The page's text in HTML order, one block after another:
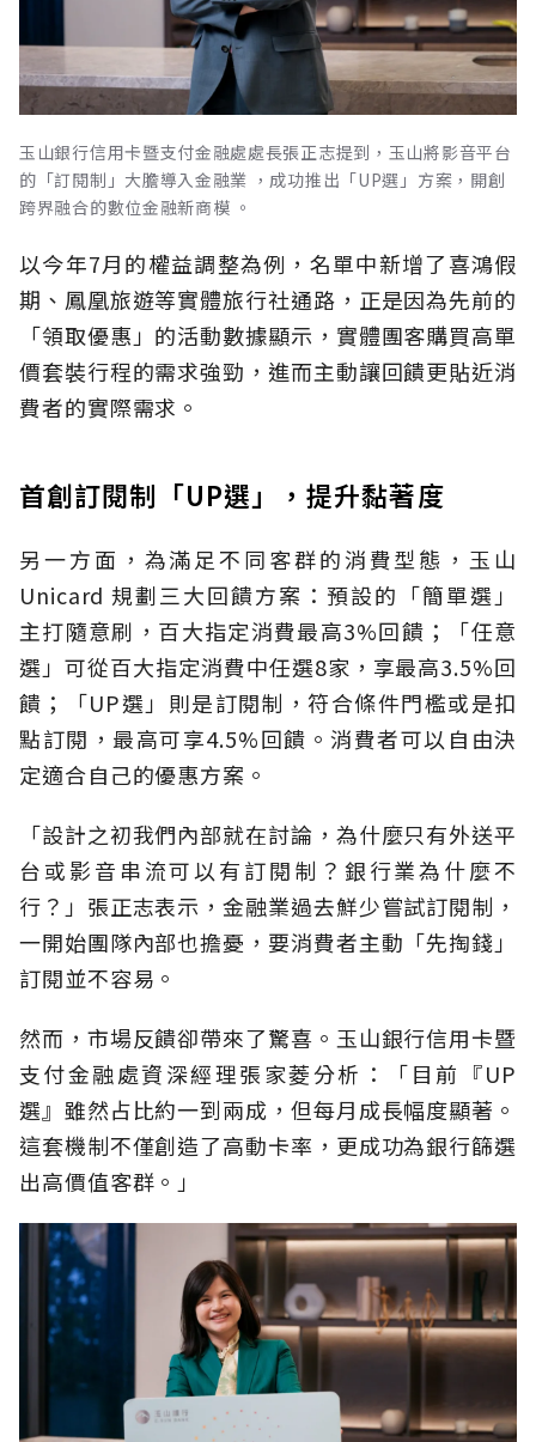
玉山銀行信用卡暨支付金融處處長張正志提到，玉山將影音平台
的「訂閱制」大膽導入金融業 ，成功推出「UP選」方案，開創
跨界融合的數位金融新商模 。
以今年7月的權益調整為例，名單中新增了喜鴻假
期、鳳凰旅遊等實體旅行社通路，正是因為先前的
「領取優惠」的活動數據顯示，實體團客購買高單
價套裝行程的需求強勁，進而主動讓回饋更貼近消
費者的實際需求。
首創訂閱制「UP選」，提升黏著度
另一方面，為滿足不同客群的消費型態，玉山
Unicard 規劃三大回饋方案：預設的「簡單選」
主打隨意刷，百大指定消費最高3%回饋；「任意
選」可從百大指定消費中任選8家，享最高3.5%回
饋；「UP選」則是訂閱制，符合條件門檻或是扣
點訂閱，最高可享4.5%回饋。消費者可以自由決
定適合自己的優惠方案。
「設計之初我們內部就在討論，為什麼只有外送平
台或影音串流可以有訂閱制？銀行業為什麼不
行？」張正志表示，金融業過去鮮少嘗試訂閱制，
一開始團隊內部也擔憂，要消費者主動「先掏錢」
訂閱並不容易。
然而，市場反饋卻帶來了驚喜。玉山銀行信用卡暨
支付金融處資深經理張家菱分析：「目前『UP
選』雖然占比約一到兩成，但每月成長幅度顯著。
這套機制不僅創造了高動卡率，更成功為銀行篩選
出高價值客群。」